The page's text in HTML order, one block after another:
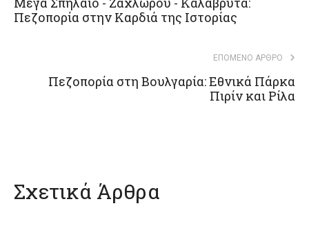
Πεζοπορία στην Καρδιά της Ιστορίας
ΕΠΌΜΕΝΟ ΆΡΘΡΟ
Πεζοπορία στη Βουλγαρία: Εθνικά Πάρκα
Πιρίν και Ρίλα
Σχετικά Άρθρα